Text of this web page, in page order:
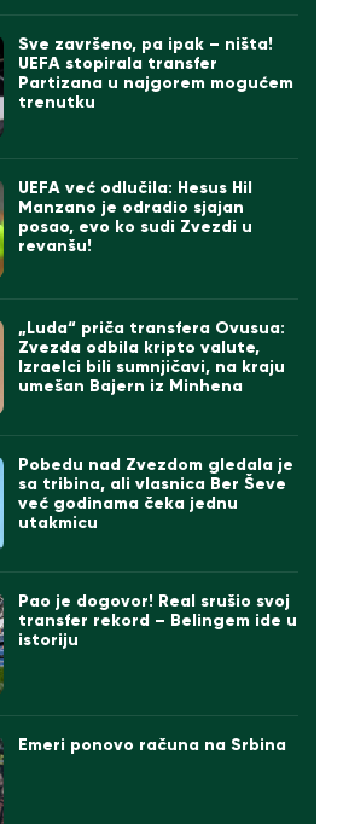
Sve završeno, pa ipak – ništa!
UEFA stopirala transfer
Partizana u najgorem mogućem
trenutku
UEFA već odlučila: Hesus Hil
Manzano je odradio sjajan
posao, evo ko sudi Zvezdi u
revanšu!
„Luda“ priča transfera Ovusua:
Zvezda odbila kripto valute,
Izraelci bili sumnjičavi, na kraju
umešan Bajern iz Minhena
Pobedu nad Zvezdom gledala je
sa tribina, ali vlasnica Ber Ševe
već godinama čeka jednu
utakmicu
Pao je dogovor! Real srušio svoj
transfer rekord – Belingem ide u
istoriju
Emeri ponovo računa na Srbina